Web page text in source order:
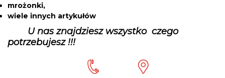
mrożonki,
wiele innych artykułów
U nas znajdziesz wszystko czego
potrzebujesz !!!